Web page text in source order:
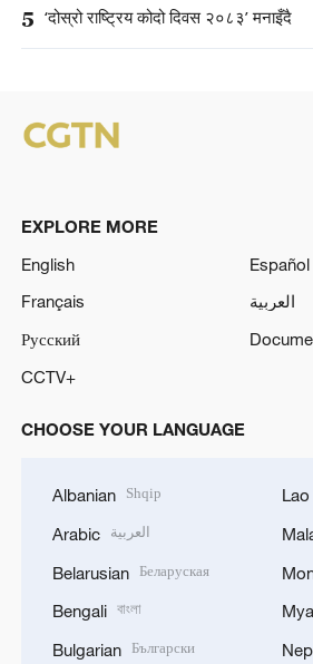
5 ‘दोस्रो राष्ट्रिय कोदो दिवस २०८३’ मनाइँदै
EXPLORE MORE
English
Español
Français
العربية
Русский
CCTV+
CHOOSE YOUR LANGUAGE
Albanian Shqip
Arabic العربية
Belarusian Беларуская
Bengali বাংলা
Bulgarian Български
Lao